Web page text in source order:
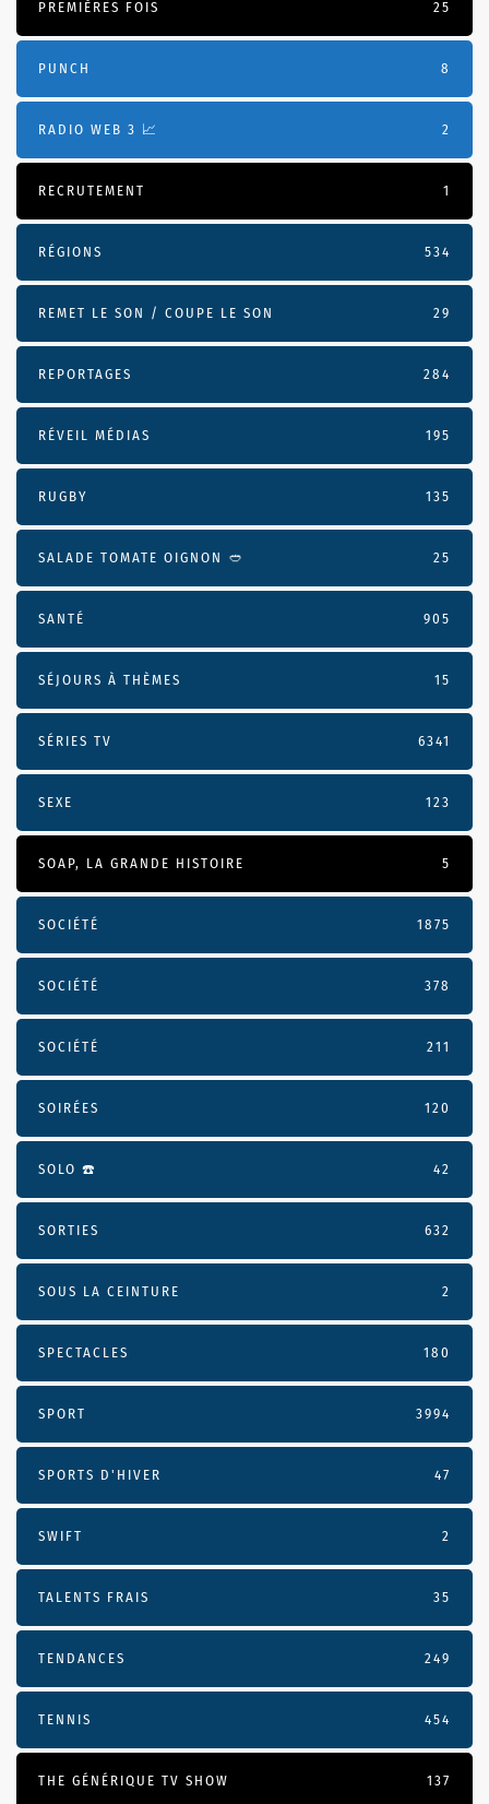
PREMIÈRES FOIS 25
PUNCH 8
RADIO WEB 3 📈 2
RECRUTEMENT 1
RÉGIONS 534
REMET LE SON / COUPE LE SON 29
REPORTAGES 284
RÉVEIL MÉDIAS 195
RUGBY 135
SALADE TOMATE OIGNON 🥙 25
SANTÉ 905
SÉJOURS À THÈMES 15
SÉRIES TV 6341
SEXE 123
SOAP, LA GRANDE HISTOIRE 5
SOCIÉTÉ 1875
SOCIÉTÉ 378
SOCIÉTÉ 211
SOIRÉES 120
SOLO ☎️ 42
SORTIES 632
SOUS LA CEINTURE 2
SPECTACLES 180
SPORT 3994
SPORTS D'HIVER 47
SWIFT 2
TALENTS FRAIS 35
TENDANCES 249
TENNIS 454
THE GÉNÉRIQUE TV SHOW 137